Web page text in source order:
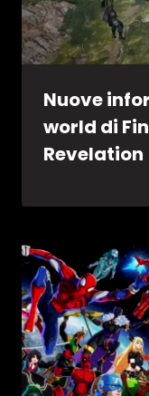
Nuove
world di
Revelation